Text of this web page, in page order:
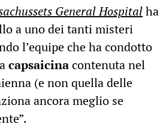
General Hospitalha
a uno dei tanti misteri
l’equipe che ha condotto
capsaicinacontenuta nel
(e non quella delle
ancora meglio se